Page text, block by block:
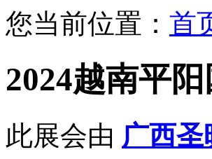
您当前位置： 首
2024越南平
此展会由 广西